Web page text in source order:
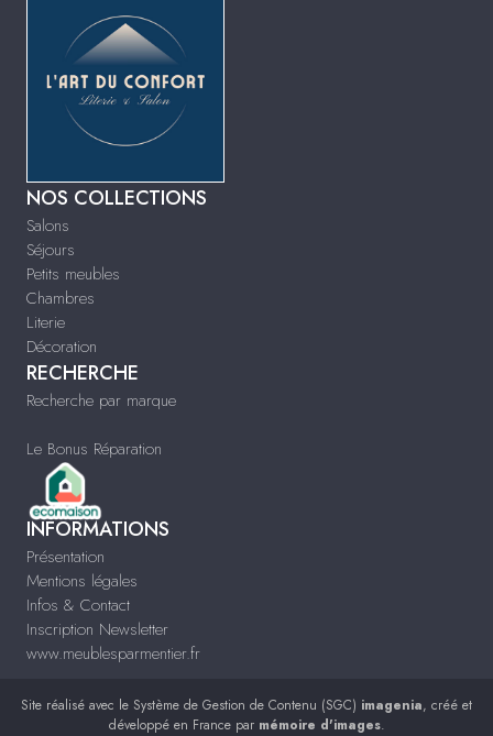
NOS COLLECTIONS
Salons
Séjours
Petits meubles
Chambres
Literie
Décoration
RECHERCHE
Recherche par marque
Le Bonus Réparation
INFORMATIONS
Présentation
Mentions légales
Infos & Contact
Inscription Newsletter
www.meublesparmentier.fr
Site réalisé avec le Système de Gestion de Contenu (SGC) imagenia, créé et
développé en France par mémoire d'images.